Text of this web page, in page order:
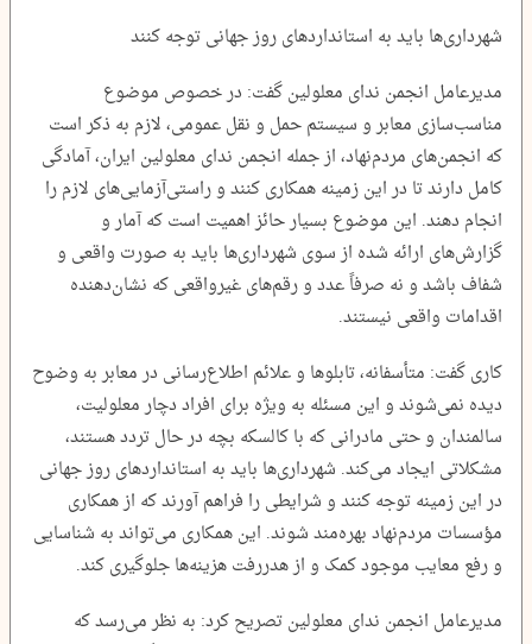
شهرداری‌ها باید به استانداردهای روز جهانی توجه کنند
مدیرعامل انجمن ندای معلولین گفت: در خصوص موضوع
مناسب‌سازی معابر و سیستم حمل و نقل عمومی، لازم به ذکر است
که انجمن‌های مردم‌نهاد، از جمله انجمن ندای معلولین ایران، آمادگی
کامل دارند تا در این زمینه همکاری کنند و راستی‌آزمایی‌های لازم را
انجام دهند. این موضوع بسیار حائز اهمیت است که آمار و
گزارش‌های ارائه شده از سوی شهرداری‌ها باید به صورت واقعی و
شفاف باشد و نه صرفاً عدد و رقم‌های غیرواقعی که نشان‌دهنده
اقدامات واقعی نیستند.
کاری گفت: متأسفانه، تابلوها و علائم اطلاع‌رسانی در معابر به وضوح
دیده نمی‌شوند و این مسئله به ویژه برای افراد دچار معلولیت،
سالمندان و حتی مادرانی که با کالسکه بچه در حال تردد هستند،
مشکلاتی ایجاد می‌کند. شهرداری‌ها باید به استانداردهای روز جهانی
در این زمینه توجه کنند و شرایطی را فراهم آورند که از همکاری
مؤسسات مردم‌نهاد بهره‌مند شوند. این همکاری می‌تواند به شناسایی
و رفع معایب موجود کمک و از هدررفت هزینه‌ها جلوگیری کند.
مدیرعامل انجمن ندای معلولین تصریح کرد: به نظر می‌رسد که